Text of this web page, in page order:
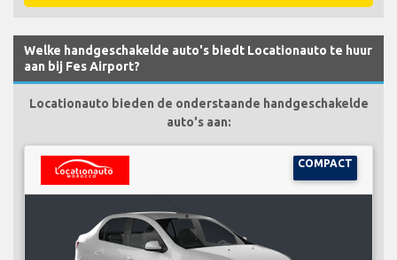
Welke handgeschakelde auto's biedt Locationauto te huur
aan bij Fes Airport?
Locationauto bieden de onderstaande handgeschakelde
auto's aan:
COMPACT